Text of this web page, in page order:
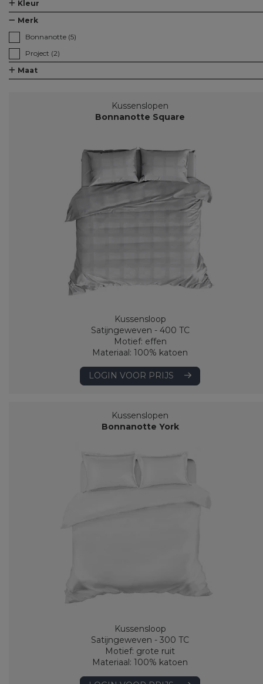
Kleur
Merk
Bonnanotte (5)
Project (2)
Maat
Kussenslopen
Bonnanotte Square
Kussensloop
Satijngeweven - 400 TC
Motief: effen
Materiaal: 100% katoen
LOGIN VOOR PRIJS
Kussenslopen
Bonnanotte York
Kussensloop
Satijngeweven - 300 TC
Motief: grote ruit
Materiaal: 100% katoen